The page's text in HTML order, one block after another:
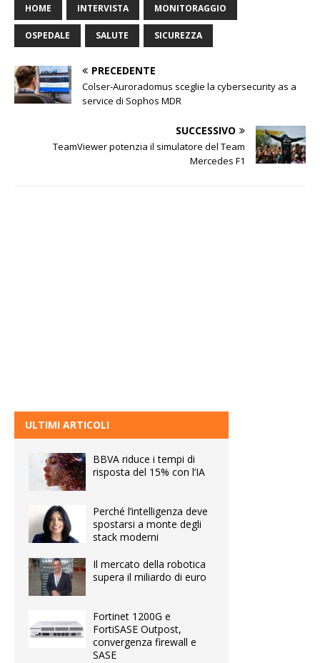
HOME INTERVISTA MONITORAGGIO
OSPEDALE SALUTE SICUREZZA
PRECEDENTE
Colser-Auroradomus sceglie la cybersecurity as a
service di Sophos MDR
SUCCESSIVO
TeamViewer potenzia il simulatore del Team
Mercedes F1
ULTIMI ARTICOLI
BBVA riduce i tempi di
risposta del 15% con l’IA
Perché l’intelligenza deve
spostarsi a monte degli
stack moderni
Il mercato della robotica
supera il miliardo di euro
Fortinet 1200G e
FortiSASE Outpost,
convergenza firewall e
SASE